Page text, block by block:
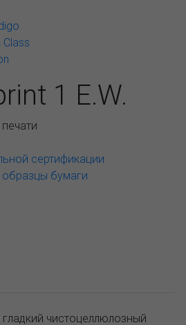
1 E.W.
сертификации
бумаги
чистоцеллюлозный